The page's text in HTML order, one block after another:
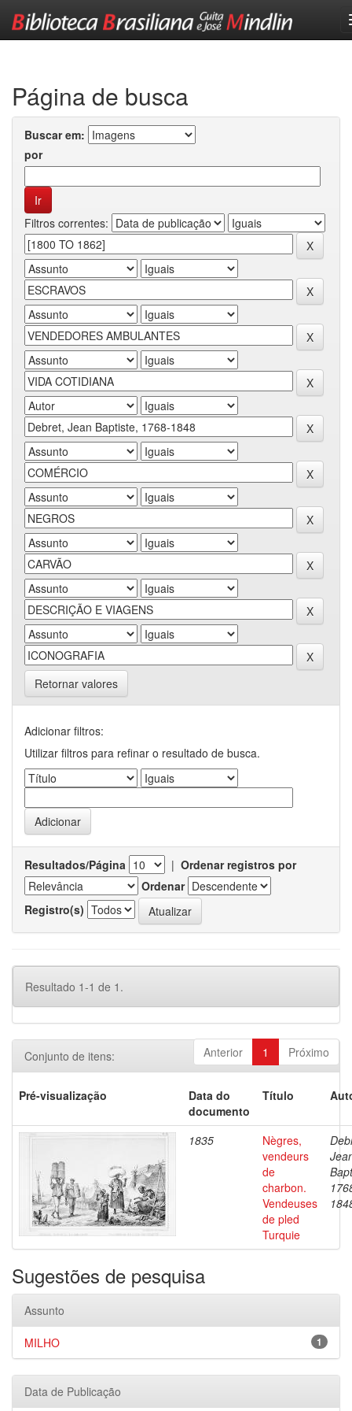
Página de busca
Buscar em:
por
Filtros correntes:
Retornar valores
Adicionar filtros:
Utilizar filtros para refinar o resultado de busca.
Resultados/Página | Ordenar registros por
Ordenar
Registro(s)
Resultado 1-1 de 1.
Anterior 1 Próximo
Conjunto de itens:
Pré-visualização
Data do
documento
Título
1835
Nègres,
vendeurs
de
charbon.
Vendeuses
de pled
Turquie
Sugestões de pesquisa
Assunto
1
MILHO
Data de Publicação